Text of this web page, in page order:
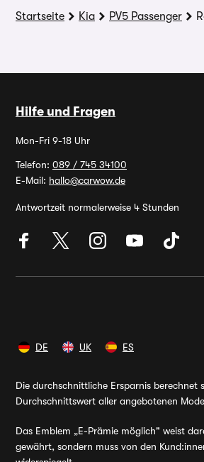
Startseite Kia PV5 Passenger
Hilfe und Fragen
Mon-Fri 9-18 Uhr
Telefon: 089 / 745 34100
E-Mail: hallo@carwow.de
Antwortzeit normalerweise 4 Stunden
DE UK ES
Die durchschnittliche Ersparnis berechnet
Durchschnittswert aller angebotenen
Das Emblem „E-Prämie möglich" weist
gewährt, sondern muss von den